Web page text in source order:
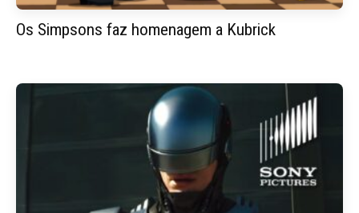
Os Simpsons faz homenagem a Kubrick